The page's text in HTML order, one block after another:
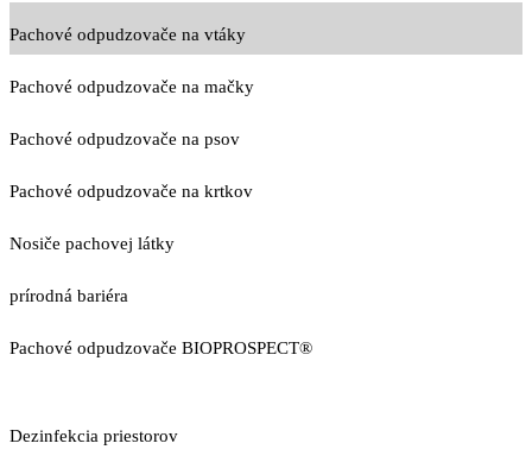
Pachové odpudzovače na vtáky
Pachové odpudzovače na mačky
Pachové odpudzovače na psov
Pachové odpudzovače na krtkov
Nosiče pachovej látky
prírodná bariéra
Pachové odpudzovače BIOPROSPECT®
Dezinfekcia priestorov